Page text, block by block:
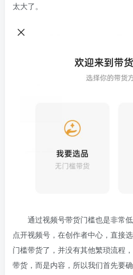
太大了。
通过视频号带货门槛也是非常
点开视频号，在创作者中心，直接
门槛带货了，并没有其他繁琐流程
带货，而是内容，所以我们首先要